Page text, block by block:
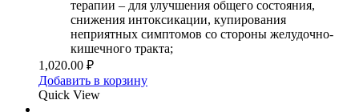
терапии – для улучшения общего состояния,
снижения интоксикации, купирования
неприятных симптомов со стороны желудочно-
кишечного тракта;
1,020.00 ₽
Добавить в корзину
Quick View